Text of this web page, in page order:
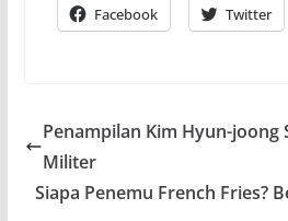
Facebook Twitter
Penampilan Kim Hyun-joong
Militer
Siapa Penemu French Fries?